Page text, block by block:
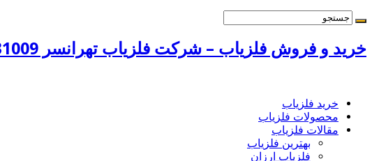
خرید و فروش فلزیاب – شرکت فلزیاب تهرانسر 09372131009
خرید فلزیاب
محصولات فلزیاب
مقالات فلزیاب
بهترین فلزیاب
فلزیاب ارزان